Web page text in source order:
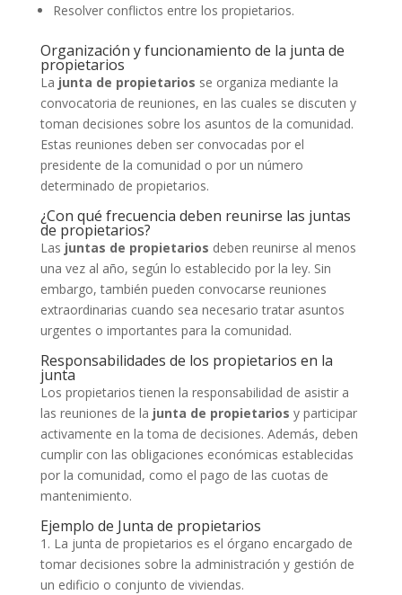
Resolver conflictos entre los propietarios.
Organización y funcionamiento de la junta de
propietarios
La junta de propietarios se organiza mediante la
convocatoria de reuniones, en las cuales se discuten y
toman decisiones sobre los asuntos de la comunidad.
Estas reuniones deben ser convocadas por el
presidente de la comunidad o por un número
determinado de propietarios.
¿Con qué frecuencia deben reunirse las juntas
de propietarios?
Las juntas de propietarios deben reunirse al menos
una vez al año, según lo establecido por la ley. Sin
embargo, también pueden convocarse reuniones
extraordinarias cuando sea necesario tratar asuntos
urgentes o importantes para la comunidad.
Responsabilidades de los propietarios en la
junta
Los propietarios tienen la responsabilidad de asistir a
las reuniones de la junta de propietarios y participar
activamente en la toma de decisiones. Además, deben
cumplir con las obligaciones económicas establecidas
por la comunidad, como el pago de las cuotas de
mantenimiento.
Ejemplo de Junta de propietarios
1. La junta de propietarios es el órgano encargado de
tomar decisiones sobre la administración y gestión de
un edificio o conjunto de viviendas.